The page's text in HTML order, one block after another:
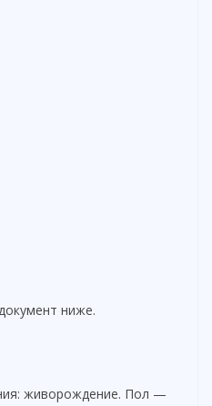
ниже.
живорождение. Пол —